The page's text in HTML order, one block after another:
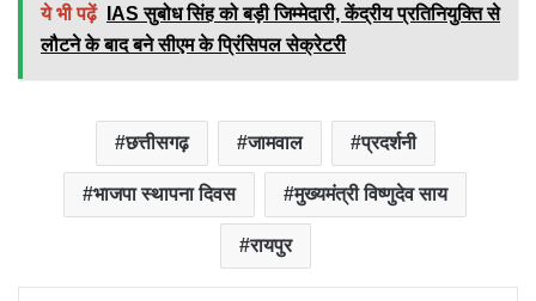
ये भी पढ़ें
IAS सुबोध सिंह को बड़ी जिम्मेदारी, केंद्रीय प्रतिनियुक्ति से
लौटने के बाद बने सीएम के प्रिंसिपल सेक्रेटरी
छत्तीसगढ़ जामवाल प्रदर्शनी
भाजपा स्थापना दिवस मुख्यमंत्री विष्णुदेव साय
रायपुर